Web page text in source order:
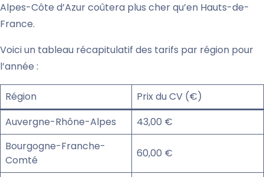
Alpes-Côte d’Azur coûtera plus cher qu’en Hauts-de-
France.
Voici un tableau récapitulatif des tarifs par région pour
l’année :
Région
Prix du CV (€)
Auvergne-Rhône-Alpes
43,00 €
Bourgogne-Franche-
Comté
60,00 €